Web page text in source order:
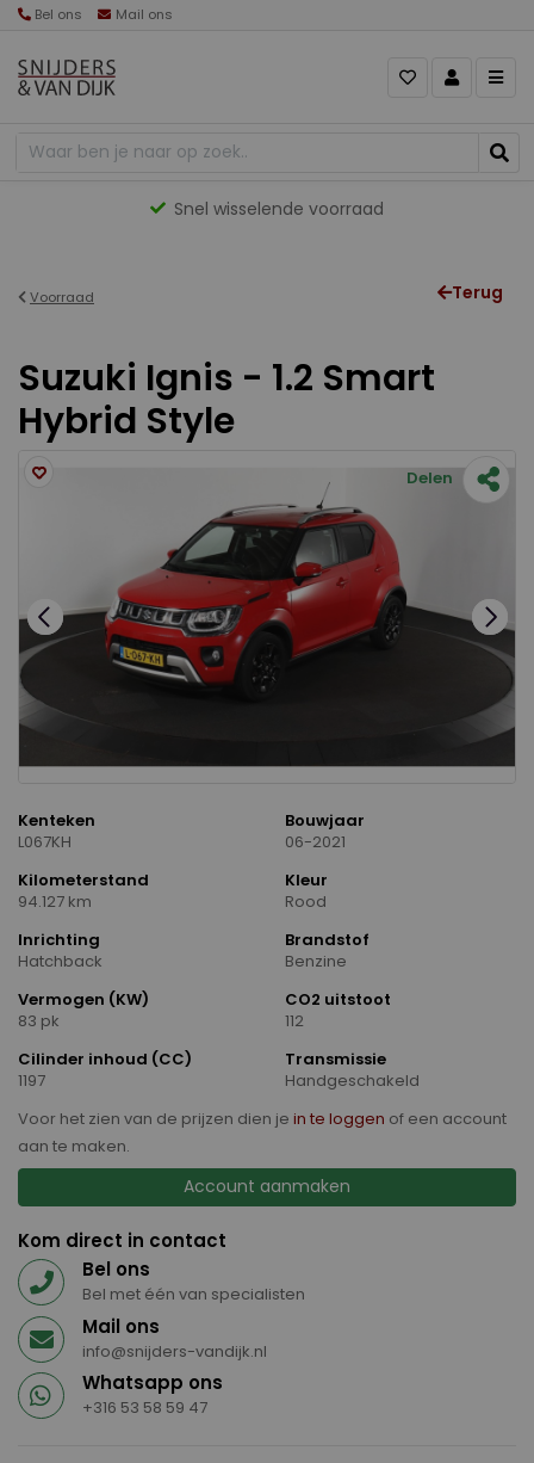
Bel ons Mail ons
Snel wisselende voorraad
Voorraad Terug
Suzuki Ignis - 1.2 Smart
Hybrid Style
Delen
Kenteken
L067KH
Bouwjaar
06-2021
Kilometerstand
94.127 km
Kleur
Rood
Inrichting
Hatchback
Brandstof
Benzine
Vermogen (KW)
83 pk
CO2 uitstoot
112
Cilinder inhoud (CC)
1197
Transmissie
Handgeschakeld
Voor het zien van de prijzen dien je in te loggen of een account
aan te maken.
Account aanmaken
Kom direct in contact
Bel ons
Bel met één van specialisten
Mail ons
info@snijders-vandijk.nl
Whatsapp ons
+316 53 58 59 47